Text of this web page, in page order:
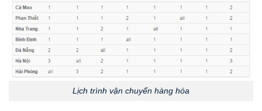
Lịch trình vận chuyển hàng hóa